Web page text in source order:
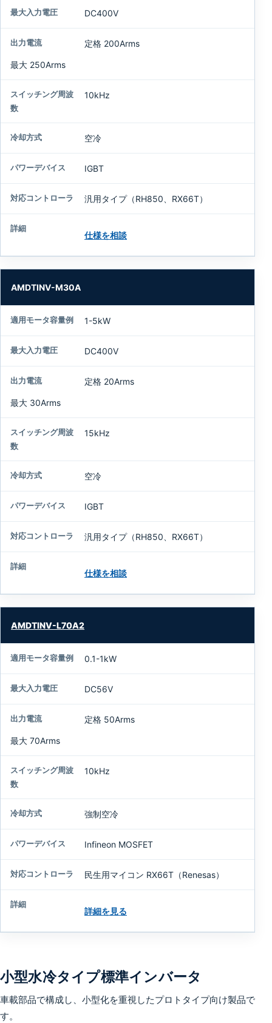
DC400V
定格 200Arms
最大 250Arms
10kHz
空冷
IGBT
汎用タイプ（RH850、RX66T）
仕様を相談
AMDTINV-M30A
1-5kW
DC400V
定格 20Arms
最大 30Arms
15kHz
空冷
IGBT
汎用タイプ（RH850、RX66T）
仕様を相談
AMDTINV-L70A2
0.1-1kW
DC56V
定格 50Arms
最大 70Arms
10kHz
強制空冷
Infineon MOSFET
民生用マイコン RX66T（Renesas）
詳細を見る
小型水冷タイプ標準インバータ
車載部品で構成し、小型化を重視したプロトタイプ向け製品で
す。